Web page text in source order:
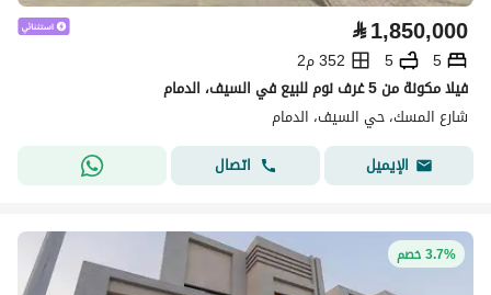
⃁1,850,000
5
5
352 م2
فيلا مكونة من 5 غرف نوم للبيع في السيف، الدمام
شارع المسك، حي السيف، الدمام
الإيميل
اتصال
3.7% خصم